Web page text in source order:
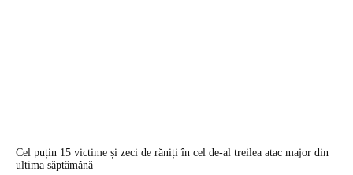
Cel puțin 15 victime și zeci de răniți în cel de-al treilea atac major din
ultima săptămână